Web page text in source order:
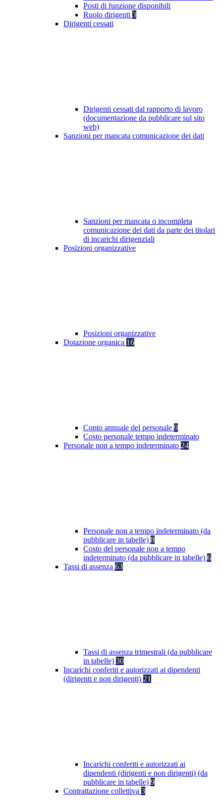
Posti di funzione disponibili
Ruolo dirigenti 3
Dirigenti cessati
Dirigenti cessati dal rapporto di lavoro
(documentazione da pubblicare sul sito
web)
Sanzioni per mancata comunicazione dei dati
Sanzioni per mancata o incompleta
comunicazione dei dati da parte dei titolari
di incarichi dirigenziali
Posizioni organizzative
Posizioni organizzative
Dotazione organica 16
Conto annuale del personale 9
Costo personale tempo indeterminato
Personale non a tempo indeterminato 24
Personale non a tempo indeterminato (da
pubblicare in tabelle) 8
Costo del personale non a tempo
indeterminato (da pubblicare in tabelle) 6
Tassi di assenza 63
Tassi di assenza trimestrali (da pubblicare
in tabelle) 30
Incarichi conferiti e autorizzati ai dipendenti
(dirigenti e non dirigenti) 21
Incarichi conferiti e autorizzati ai
dipendenti (dirigenti e non dirigenti) (da
pubblicare in tabelle) 9
Contrattazione collettiva 3